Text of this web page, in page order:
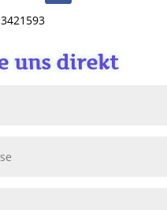
uns direkt